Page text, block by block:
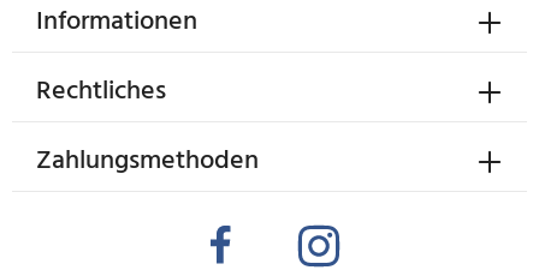
Zahlungsmethoden
Informationen
Rechtliches